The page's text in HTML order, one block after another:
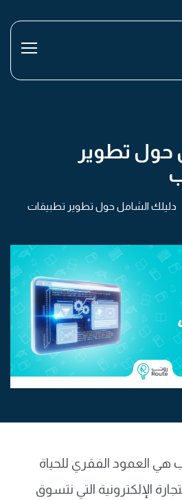
حول تطوير
دليلك الشامل حول تطوير تطبيقات
هي العمود الفقري للحياة
الإلكترونية التي نتسوق